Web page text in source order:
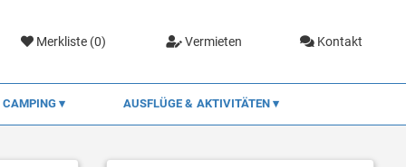
Merkliste (0) Vermieten Kontakt
CAMPING AUSFLÜGE & AKTIVITÄTEN